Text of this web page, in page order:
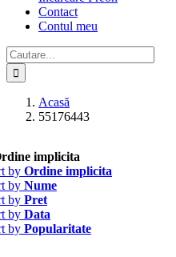
Contact
Contul meu
Cautare...
Acasă
55176443
implicita
by Ordine implicita
by Nume
by Pret
by Data
by Popularitate